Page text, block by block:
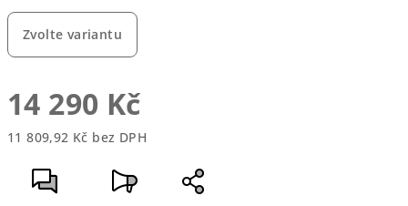
Zvolte variantu
14 290 Kč
11 809,92 Kč bez DPH
cena: